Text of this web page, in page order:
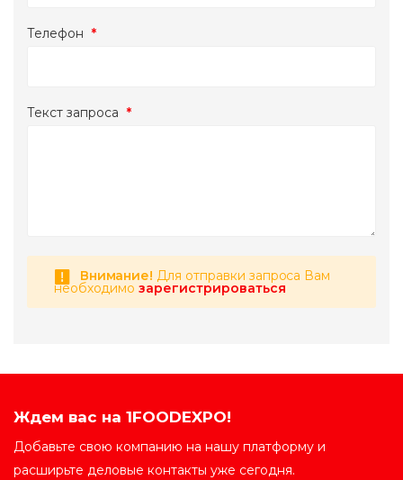
Телефон *
Текст запроса *
Внимание! Для отправки запроса Вам
необходимозарегистрироваться
Ждем вас на 1FOODEXPO!
Добавьте свою компанию на нашу платформу и
расширьте деловые контакты уже сегодня.